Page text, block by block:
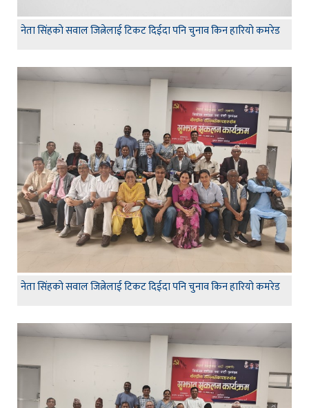
नेता सिंहकाे सवाल जित्नेलाई टिकट दिईदा पनि चुनाव किन हारियाे कमरेड
नेता सिंहकाे सवाल जित्नेलाई टिकट दिईदा पनि चुनाव किन हारियाे कमरेड